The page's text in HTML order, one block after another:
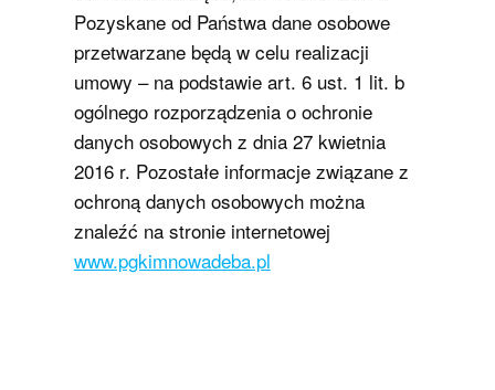
Pozyskane od Państwa dane osobowe
przetwarzane będą w celu realizacji
umowy – na podstawie art. 6 ust. 1 lit. b
ogólnego rozporządzenia o ochronie
danych osobowych z dnia 27 kwietnia
2016 r. Pozostałe informacje związane z
ochroną danych osobowych można
znaleźć na stronie internetowej
www.pgkimnowadeba.pl